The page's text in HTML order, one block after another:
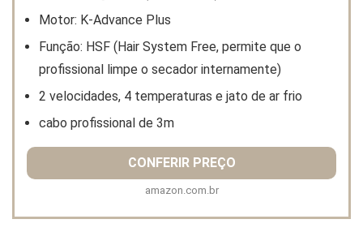
Motor: K-Advance Plus
Função: HSF (Hair System Free, permite que o
profissional limpe o secador internamente)
2 velocidades, 4 temperaturas e jato de ar frio
cabo profissional de 3m
CONFERIR PREÇO
amazon.com.br